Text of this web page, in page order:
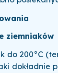
ziemniaków
do 200°C
dokładnie